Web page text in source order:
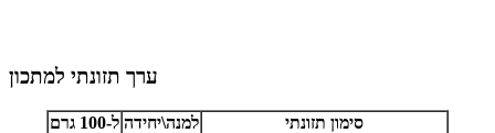
ערך תזונתי למתכון
סימון תזונתי למנה\יחידה ל-100 גרם